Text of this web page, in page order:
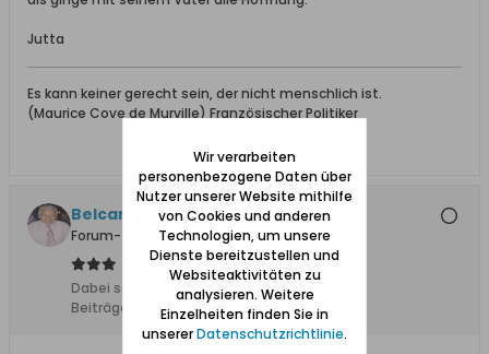
Jutta
Es kann keiner gerecht sein, der nicht menschlich ist.
(Maurice Cove de Murville) Französischer Politiker
Belcanto
Forum-Teilnehmer
Dabei seit:
24.09.2008
Beiträge:
2509
Wir verarbeiten
personenbezogene Daten über
Nutzer unserer Website mithilfe
von Cookies und anderen
Technologien, um unsere
Dienste bereitzustellen und
Websiteaktivitäten zu
analysieren. Weitere
Einzelheiten finden Sie in
unsererDatenschutzrichtlinie.